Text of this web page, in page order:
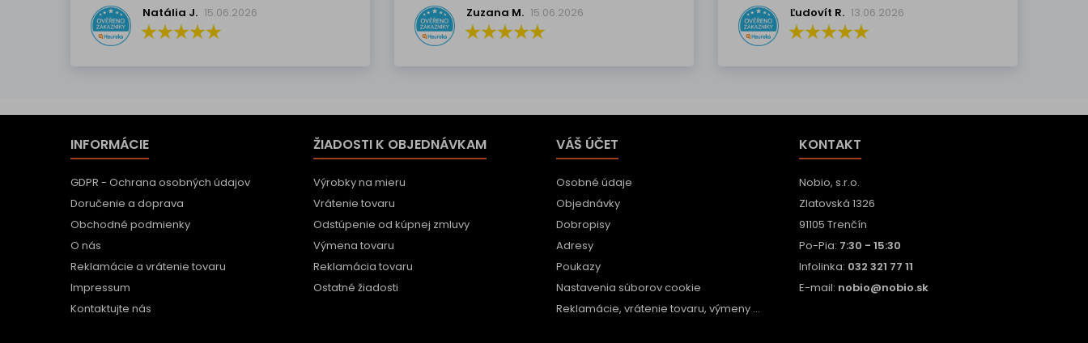
Natália J. 15.06.2026
Zuzana M. 15.06.2026 Ľudovít R. 13.06.2026
INFORMÁCIE
GDPR - Ochrana osobných údajov
Doručenie a doprava
Obchodné podmienky
O nás
Reklamácie a vrátenie tovaru
Impressum
Kontaktujte nás
ŽIADOSTI K OBJEDNÁVKAM
Výrobky na mieru
Vrátenie tovaru
Odstúpenie od kúpnej zmluvy
Výmena tovaru
Reklamácia tovaru
Ostatné žiadosti
VÁŠ ÚČET
Osobné údaje
Objednávky
Dobropisy
Adresy
Poukazy
Nastavenia súborov cookie
Reklamácie, vrátenie tovaru, výmeny ...
KONTAKT
Nobio, s.r.o.
Zlatovská 1326
91105 Trenčín
Po-Pia: 7:30 - 15:30
Infolinka: 032 321 77 11
E-mail: nobio@nobio.sk